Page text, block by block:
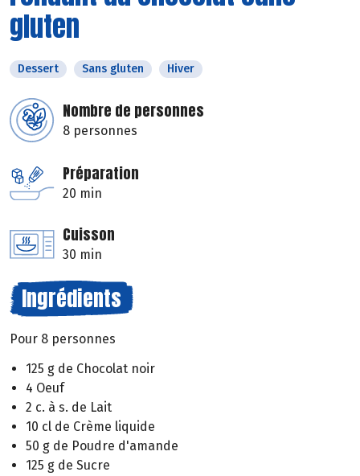
gluten
Dessert Sans gluten Hiver
Nombre de personnes
8 personnes
Préparation
20 min
Cuisson
30 min
Ingrédients
Pour 8 personnes
125 g de Chocolat noir
4 Oeuf
2 c. à s. de Lait
10 cl de Crème liquide
50 g de Poudre d'amande
125 g de Sucre